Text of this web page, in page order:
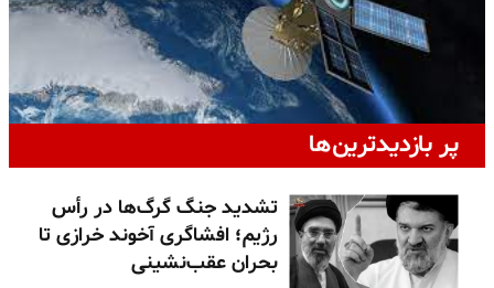
پر بازدیدترین‌ها
تشدید جنگ گرگ‌ها در رأس
رژیم؛ افشاگری آخوند خرازی تا
بحران عقب‌نشینی